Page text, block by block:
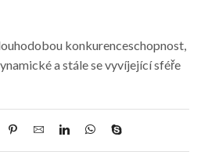
konkurenceschopnost,
a stále se vyvíjející sféře